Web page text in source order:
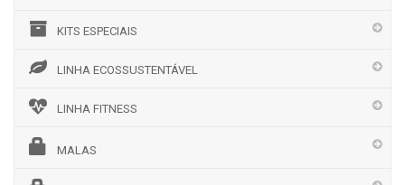
KITS ESPECIAIS
LINHA ECOSSUSTENTÁVEL
LINHA FITNESS
MALAS